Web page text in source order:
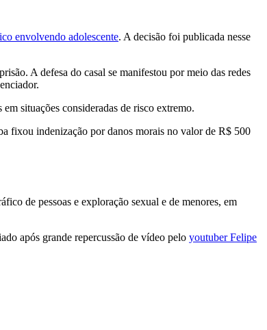
envolvendo adolescente. A decisão foi publicada nesse
A defesa do casal se manifestou por meio das redes
situações consideradas de risco extremo.
fixou indenização por danos morais no valor de R$ 500
de pessoas e exploração sexual e de menores, em
após grande repercussão de vídeo pelo youtuber Felipe